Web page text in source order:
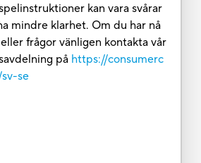
kan vara svårar
mindre klarhet. Om du har nå
frågor vänligen kontakta vår
på https://consumerc
se